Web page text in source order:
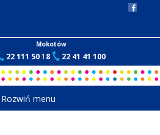
Mokotów
22 111 501 8 22 41 41 100
menu